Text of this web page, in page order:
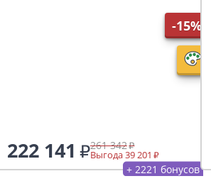
-15%
222 141 261 342
Выгода 39 201
+ 2221 бонусов